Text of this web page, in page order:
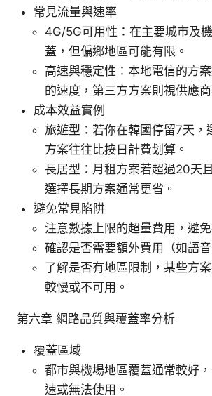
常見流量與速率
4G/5G可用性：在主要城市及
蓋，但偏鄉地區可能有限。
高速與穩定性：本地電信的方
的速度，第三方方案則視供應商
成本效益實例
旅遊型：若你在韓國停留7天，
方案往往比按日計費划算。
長居型：月租方案若超過20天
選擇長期方案通常更省。
避免常見陷阱
注意數據上限的超量費用，避
確認是否需要額外費用（如語
了解是否有地區限制，某些方
較慢或不可用。
第六章 網路品質與覆蓋率分析
覆蓋區域
都市與機場地區覆蓋通常較好
速或無法使用。